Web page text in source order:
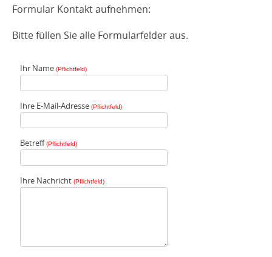
Formular Kontakt aufnehmen:
Bitte füllen Sie alle Formularfelder aus.
Ihr Name (Pflichtfeld)
Ihre E-Mail-Adresse (Pflichtfeld)
Betreff(Pflichtfeld)
Ihre Nachricht (Pflichtfeld)